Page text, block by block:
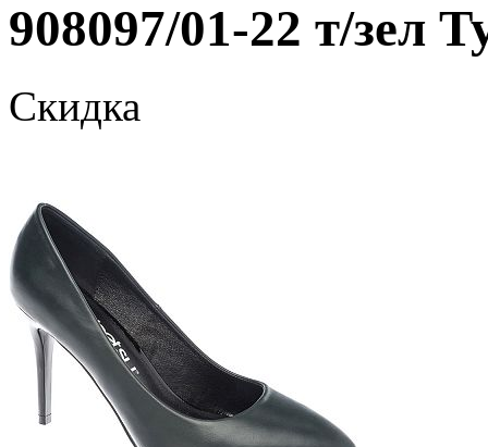
908097/01-22 т/зел
Скидка